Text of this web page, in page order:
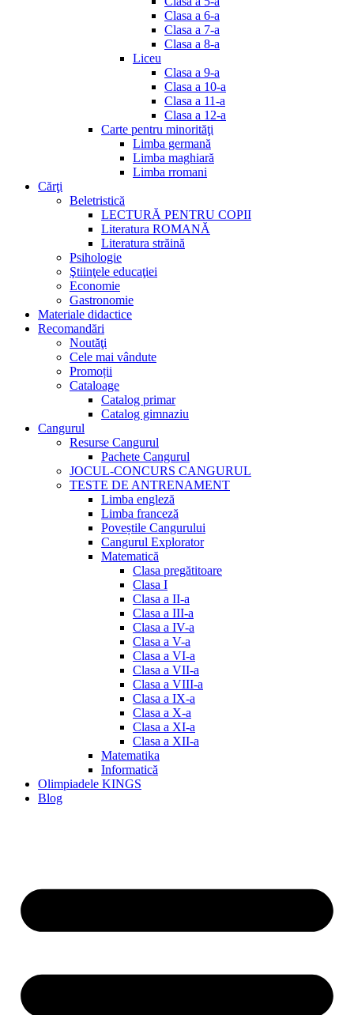
Clasa a 6-a
Clasa a 7-a
Clasa a 8-a
Liceu
Clasa a 9-a
Clasa a 10-a
Clasa a 11-a
Clasa a 12-a
Carte pentru minorităţi
Limba germană
Limba maghiară
Limba rromani
Cărţi
Beletristică
LECTURĂ PENTRU COPII
Literatura ROMANĂ
Literatura străină
Psihologie
Ştiinţele educaţiei
Economie
Gastronomie
Materiale didactice
Recomandări
Noutăţi
Cele mai vândute
Promoții
Cataloage
Catalog primar
Catalog gimnaziu
Cangurul
Resurse Cangurul
Pachete Cangurul
JOCUL-CONCURS CANGURUL
TESTE DE ANTRENAMENT
Limba engleză
Limba franceză
Poveștile Cangurului
Cangurul Explorator
Matematică
Clasa pregătitoare
Clasa I
Clasa a II-a
Clasa a III-a
Clasa a IV-a
Clasa a V-a
Clasa a VI-a
Clasa a VII-a
Clasa a VIII-a
Clasa a IX-a
Clasa a X-a
Clasa a XI-a
Clasa a XII-a
Matematika
Informatică
Olimpiadele KINGS
Blog